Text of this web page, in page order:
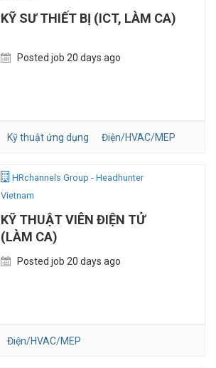
KỸ SƯ THIẾT BỊ (ICT, LÀM CA)
Posted job 20 days ago
Kỹ thuật ứng dụng Điện/HVAC/MEP
HRchannels Group - Headhunter
Vietnam
KỸ THUẬT VIÊN ĐIỆN TỬ
(LÀM CA)
Posted job 20 days ago
Điện/HVAC/MEP